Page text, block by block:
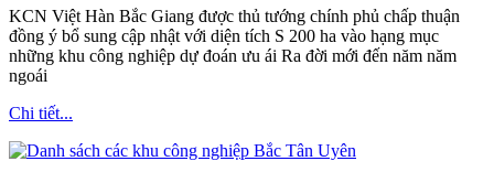
KCN Việt Hàn Bắc Giang được thủ tướng chính phủ chấp thuận
đồng ý bổ sung cập nhật với diện tích S 200 ha vào hạng mục
những khu công nghiệp dự đoán ưu ái Ra đời mới đến năm năm
ngoái
Chi tiết...